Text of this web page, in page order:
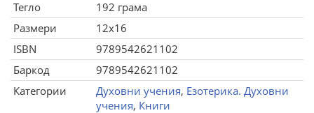
Тегло
192 грама
Размери
12x16
ISBN
9789542621102
Баркод
9789542621102
Категории
Духовни учения, Езотерика. Духовни
учения, Книги